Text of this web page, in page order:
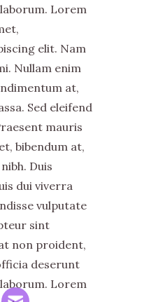
Lorem
elit. Nam
Nullam enim
at,
Sed eleifend
mauris
bibendum at,
Duis
dui viverra
vulputate
sint
non proident,
deserunt
Lorem